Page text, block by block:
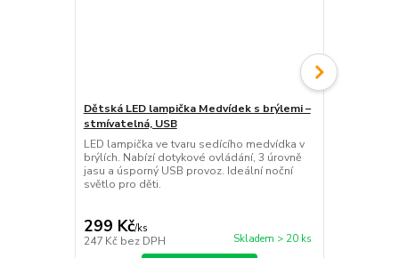
Dětská LED lampička Medvídek s brýlemi –
stmívatelná, USB
LED lampička ve tvaru sedícího medvídka v
brýlích. Nabízí dotykové ovládání, 3 úrovně
jasu a úsporný USB provoz. Ideální noční
světlo pro děti.
299 Kč/ks
247 Kč bez DPH Skladem > 20 ks